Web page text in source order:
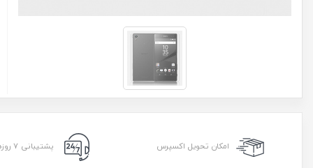
امکان تحویل اکسپرس پشتیبانی ۷ روزه ۲۴ ساعته